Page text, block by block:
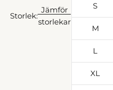
Storlek:
Jämför
storlekar
S
M
L
XL